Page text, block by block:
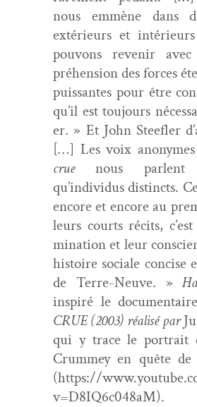
nous emmène dans
extérieurs et
pou­vons revenir
préhen­sion des forces
puis­santes pour être
qu’il est tou­jours
er. » Et John Steefler
[…] Les voix
cruenous
qu’individus dis­tincts.
encore et encore au
leurs courts réc­its,
mi­na­tion et leur
his­toire sociale con­cise
de Terre-Neuve. »
inspiré le
CRUE(2003) réal­isé par
qui y trace le por­trait
Crum­mey en quête de
(https://
v=D8IQ6c048aM).